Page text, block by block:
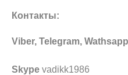
Контакты:
Viber, Telegram, Wathsapp
Skype vadikk1986